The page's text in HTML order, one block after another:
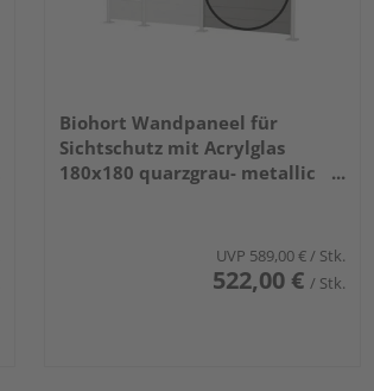
Biohort Wandpaneel für
Sichtschutz mit Acrylglas
180x180 quarzgrau- metallic
UVP 589,00 €/ Stk.
522,00 € / Stk.